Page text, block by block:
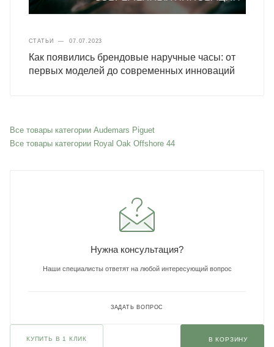
СТАТЬИ — 07.07.2023
Как появились брендовые наручные часы: от
первых моделей до современных инноваций
Все товары категории Audemars Piguet
Все товары категории Royal Oak Offshore 44
Нужна консультация?
Наши специалисты ответят на любой интересующий вопрос
ЗАДАТЬ ВОПРОС
КУПИТЬ В 1 КЛИК В КОРЗИНУ